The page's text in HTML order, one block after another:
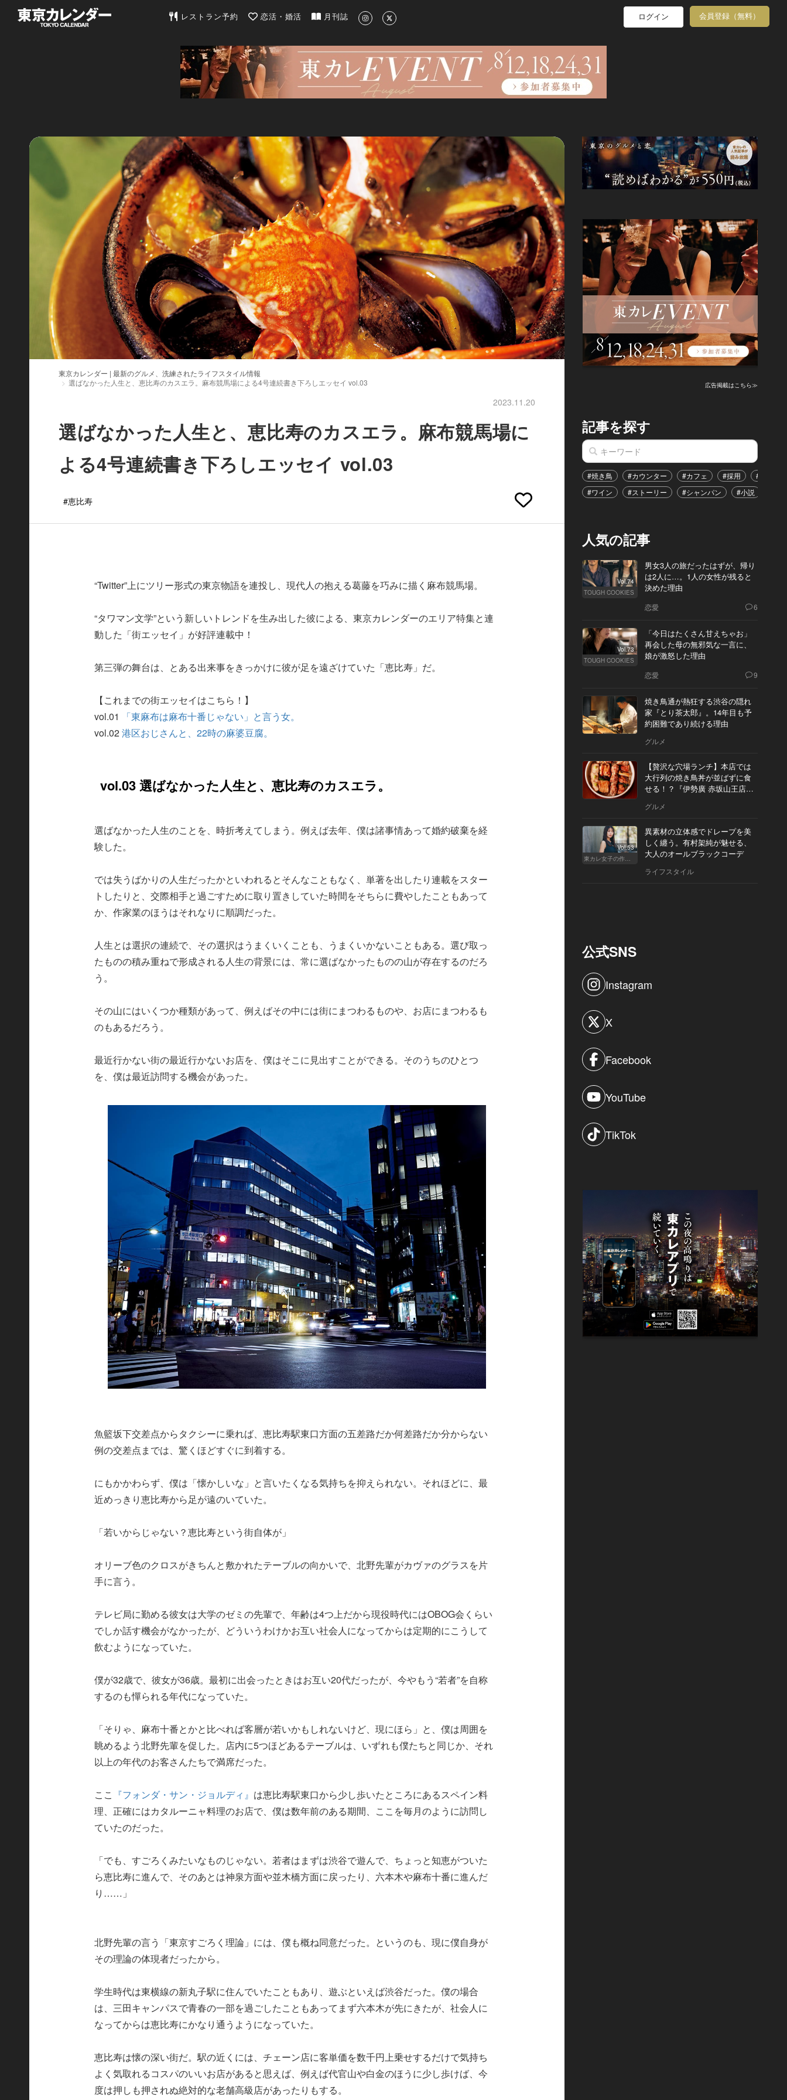
東京カレンダー | 最新のグルメ、洗練されたライフスタイル情報
レストラン予約 恋活・婚活 月刊誌 ログイン 会員登録（無料）
東京カレンダー | 最新のグルメ、洗練されたライフスタイル情報
選ばなかった人生と、恵比寿のカスエラ。麻布競馬場による4号連続書き下ろしエッセイ vol.03
2023.11.20
選ばなかった人生と、恵比寿のカスエラ。麻布競馬場に
よる4号連続書き下ろしエッセイ vol.03
#恵比寿
“Twitter”上にツリー形式の東京物語を連投し、現代人の抱える葛藤を巧みに描く麻布競馬場。
“タワマン文学”という新しいトレンドを生み出した彼による、東京カレンダーのエリア特集と連
動した「街エッセイ」が好評連載中！
第三弾の舞台は、とある出来事をきっかけに彼が足を遠ざけていた「恵比寿」だ。
【これまでの街エッセイはこちら！】
vol.01
「東麻布は麻布十番じゃない」と言う女。
vol.02港区おじさんと、22時の麻婆豆腐。
vol.03 選ばなかった人生と、恵比寿のカスエラ。
選ばなかった人生のことを、時折考えてしまう。例えば去年、僕は諸事情あって婚約破棄を経
験した。
では失うばかりの人生だったかといわれるとそんなこともなく、単著を出したり連載をスター
トしたりと、交際相手と過ごすために取り置きしていた時間をそちらに費やしたこともあって
か、作家業のほうはそれなりに順調だった。
人生とは選択の連続で、その選択はうまくいくことも、うまくいかないこともある。選び取っ
たものの積み重ねで形成される人生の背景には、常に選ばなかったものの山が存在するのだろ
う。
その山にはいくつか種類があって、例えばその中には街にまつわるものや、お店にまつわるも
のもあるだろう。
最近行かない街の最近行かないお店を、僕はそこに見出すことができる。そのうちのひとつ
を、僕は最近訪問する機会があった。
魚籃坂下交差点からタクシーに乗れば、恵比寿駅東口方面の五差路だか何差路だか分からない
例の交差点までは、驚くほどすぐに到着する。
にもかかわらず、僕は「懐かしいな」と言いたくなる気持ちを抑えられない。それほどに、最
近めっきり恵比寿から足が遠のいていた。
「若いからじゃない？恵比寿という街自体が」
オリーブ色のクロスがきちんと敷かれたテーブルの向かいで、北野先輩がカヴァのグラスを片
手に言う。
テレビ局に勤める彼女は大学のゼミの先輩で、年齢は4つ上だから現役時代にはOBOG会くらい
でしか話す機会がなかったが、どういうわけかお互い社会人になってからは定期的にこうして
飲むようになっていた。
僕が32歳で、彼女が36歳。最初に出会ったときはお互い20代だったが、今やもう“若者”を自称
するのも憚られる年代になっていた。
「そりゃ、麻布十番とかと比べれば客層が若いかもしれないけど、現にほら」と、僕は周囲を
眺めるよう北野先輩を促した。店内に5つほどあるテーブルは、いずれも僕たちと同じか、それ
以上の年代のお客さんたちで満席だった。
ここ 『フォンダ・サン・ジョルディ』 は恵比寿駅東口から少し歩いたところにあるスペイン料
理、正確にはカタルーニャ料理のお店で、僕は数年前のある期間、ここを毎月のように訪問し
ていたのだった。
「でも、すごろくみたいなものじゃない。若者はまずは渋谷で遊んで、ちょっと知恵がついた
ら恵比寿に進んで、そのあとは神泉方面や並木橋方面に戻ったり、六本木や麻布十番に進んだ
り……」
北野先輩の言う「東京すごろく理論」には、僕も概ね同意だった。というのも、現に僕自身が
その理論の体現者だったから。
学生時代は東横線の新丸子駅に住んでいたこともあり、遊ぶといえば渋谷だった。僕の場合
は、三田キャンパスで青春の一部を過ごしたこともあってまず六本木が先にきたが、社会人に
なってからは恵比寿にかなり通うようになっていた。
恵比寿は懐の深い街だ。駅の近くには、チェーン店に客単価を数千円上乗せするだけで気持ち
よく気取れるコスパのいいお店があると思えば、例えば代官山や白金のほうに少し歩けば、今
度は押しも押されぬ絶対的な老舗高級店があったりもする。
広告掲載はこちら≫
記事を探す
#焼き鳥 #カウンター #カフェ #採用
#恋愛
#ワイン
#ストーリー #シャンパン #小説
人気の記事
Vol.74
TOUGH COOKIES
男女3人の旅だったはずが、帰り
は2人に…。1人の女性が残ると
決めた理由
恋愛 6
Vol.73
TOUGH COOKIES
「今日はたくさん甘えちゃお」
再会した母の無邪気な一言に、
娘が激怒した理由
恋愛 9
焼き鳥通が熱狂する渋谷の隠れ
家『とり茶太郎』。14年目も予
約困難であり続ける理由
グルメ
【贅沢な穴場ランチ】本店では
大行列の焼き鳥丼が並ばずに食
せる！？『伊勢廣 赤坂山王店』
グルメ
Vol.53
東カレ女子の作り方
異素材の立体感でドレープを美
しく纏う。有村架純が魅せる、
大人のオールブラックコーデ
ライフスタイル
公式SNS
Instagram
X
Facebook
YouTube
TikTok